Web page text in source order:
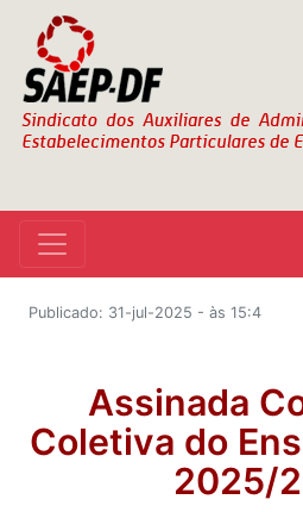
Publicado: 31-jul-2025 - às 15:4
Assinada
Coletiva do
2025/